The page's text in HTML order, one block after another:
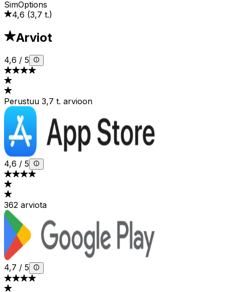
SimOptions
4,6 (3,7 t.)
Arviot
4,6 / 5
Perustuu 3,7 t. arvioon
4,6 / 5
362 arviota
4,7 / 5